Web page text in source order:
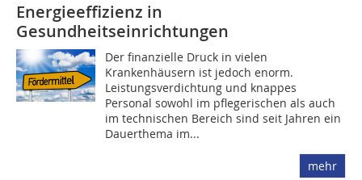
Energieeffizienz in
Gesundheitseinrichtungen
Der finanzielle Druck in vielen
Krankenhäusern ist jedoch enorm.
Leistungsverdichtung und knappes
Personal sowohl im pflegerischen als auch
im technischen Bereich sind seit Jahren ein
Dauerthema im...
mehr